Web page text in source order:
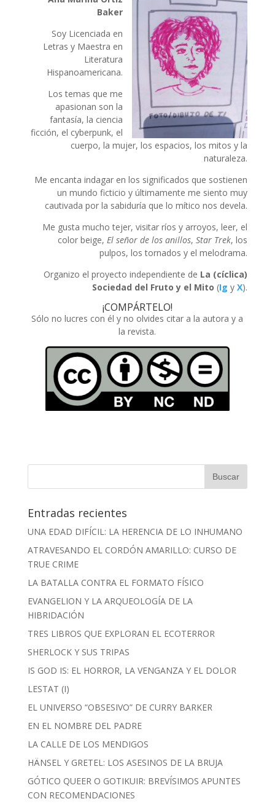
Baker
Soy Licenciada en
Letras y Maestra en
Literatura
Hispanoamericana.
Los temas que me
apasionan son la
fantasía, la ciencia
ficción, el cyberpunk, el
cuerpo, la mujer, los espacios, los mitos y la
naturaleza.
Me encanta indagar en los significados que sostienen
un mundo ficticio y últimamente me siento muy
cautivada por la sabiduría que lo mítico nos devela.
Me gusta mucho tejer, visitar ríos y arroyos, leer, el
color beige,El señor de los anillos,Star Trek, los
pulpos, los tornados y el melodrama.
Organizo el proyecto independiente de La (cíclica)
Sociedad del Fruto y el Mito (IgyX).
¡COMPÁRTELO!
Sólo no lucres con él y no olvides citar a la autora y a
la revista.
Entradas recientes
UNA EDAD DIFÍCIL: LA HERENCIA DE LO INHUMANO
ATRAVESANDO EL CORDÓN AMARILLO: CURSO DE
TRUE CRIME
LA BATALLA CONTRA EL FORMATO FÍSICO
EVANGELION Y LA ARQUEOLOGÍA DE LA
HIBRIDACIÓN
TRES LIBROS QUE EXPLORAN EL ECOTERROR
SHERLOCK Y SUS TRIPAS
IS GOD IS: EL HORROR, LA VENGANZA Y EL DOLOR
LESTAT (I)
EL UNIVERSO “OBSESIVO” DE CURRY BARKER
EN EL NOMBRE DEL PADRE
LA CALLE DE LOS MENDIGOS
HÄNSEL Y GRETEL: LOS ASESINOS DE LA BRUJA
GÓTICO QUEER O GOTIKUIR: BREVÍSIMOS APUNTES
CON RECOMENDACIONES